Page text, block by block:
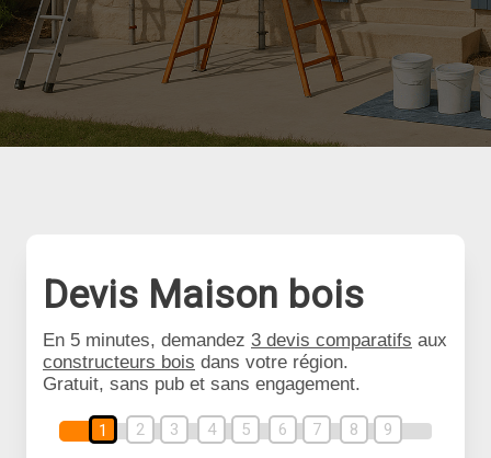
Devis Maison bois
En 5 minutes, demandez 3 devis comparatifs aux
constructeurs bois dans votre région.
Gratuit, sans pub et sans engagement.
1 2 3 4 5 6 7 8 9